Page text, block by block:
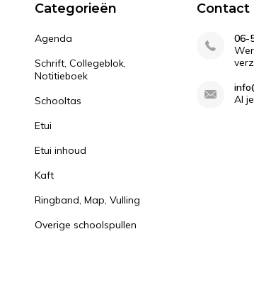
Categorieën
Agenda
Schrift, Collegeblok,
Notitieboek
Schooltas
Etui
Etui inhoud
Kaft
Ringband, Map, Vulling
Overige schoolspullen
Contact
06-
Al